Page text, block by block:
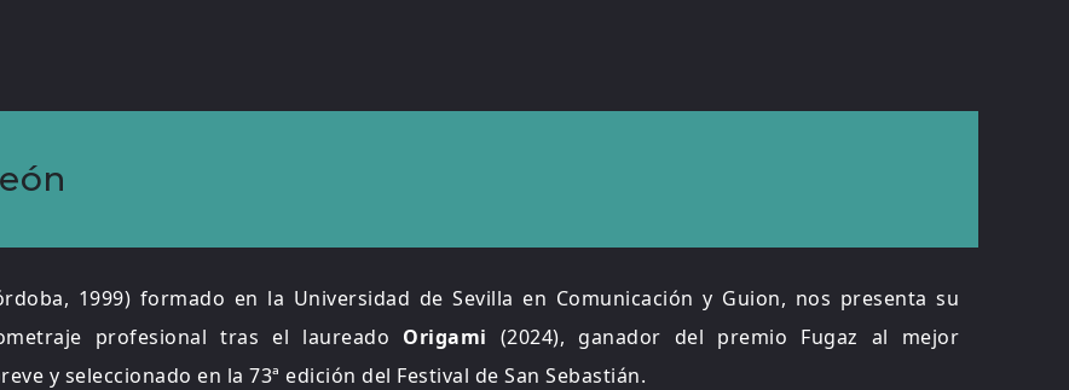
1999) formado en la Universidad de Sevilla en Comunicación y Guion, nos presenta su
profesional tras el laureado Origami (2024), ganador del premio Fugaz al mejor
y seleccionado en la 73ª edición del Festival de San Sebastián.